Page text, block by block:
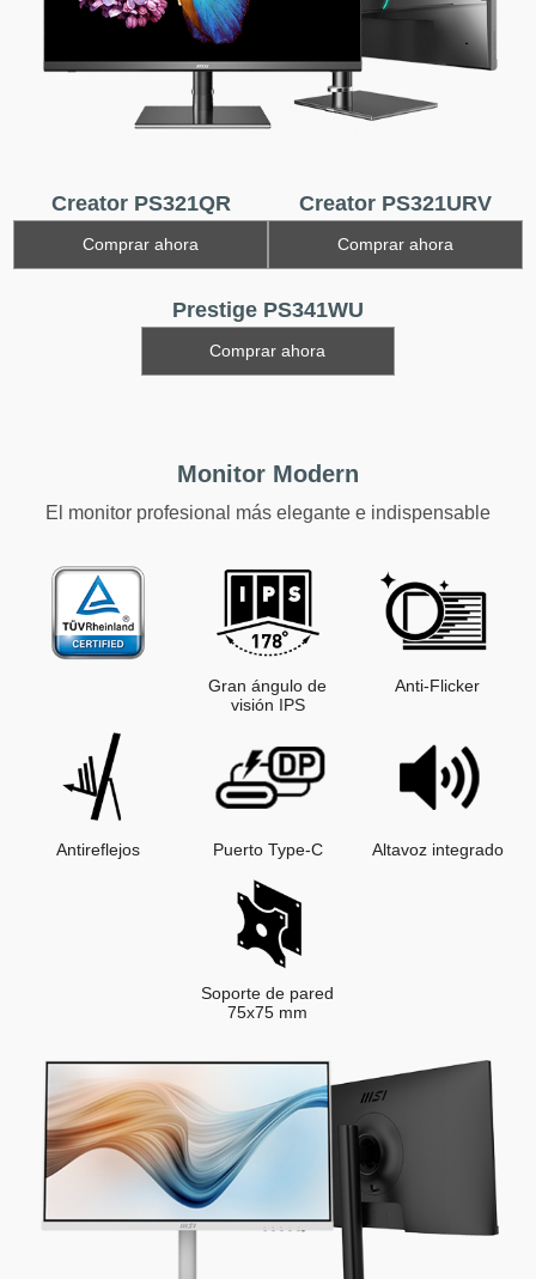
Creator PS321QR
Comprar ahora
Creator PS321URV
Comprar ahora
Prestige PS341WU
Comprar ahora
Monitor Modern
El monitor profesional más elegante e indispensable
Gran ángulo de
visión IPS
Anti-Flicker
Antireflejos Puerto Type-C Altavoz integrado
Soporte de pared
75x75 mm